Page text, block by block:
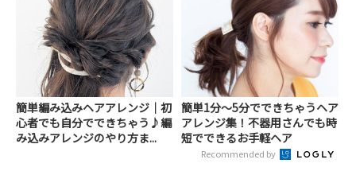
簡単編み込みヘアアレンジ｜初
心者でも自分でできちゃう♪編
み込みアレンジのやり方ま...
簡単1分～5分でできちゃうヘア
アレンジ集！不器用さんでも時
短でできるお手軽ヘア
Recommended by